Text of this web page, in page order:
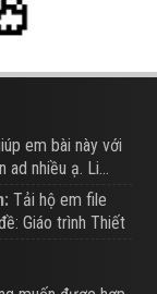
em bài này với
nhiều ạ. Li...
Tải hộ em file
Giáo trình Thiết